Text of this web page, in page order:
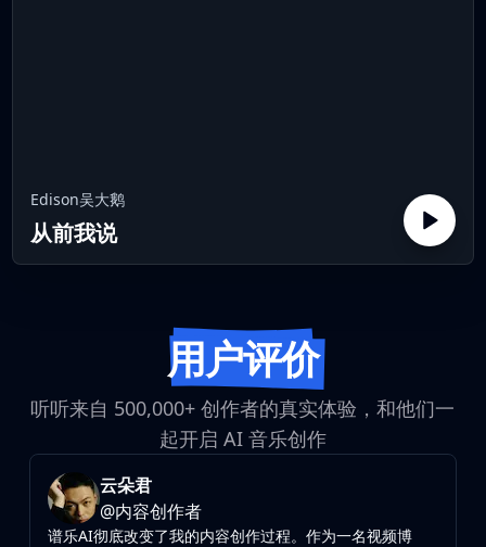
Edison吴大鹅
从前我说
用户评价
听听来自 500,000+ 创作者的真实体验，和他们一
起开启 AI 音乐创作
云朵君
@内容创作者
谱乐AI彻底改变了我的内容创作过程。作为一名视频博